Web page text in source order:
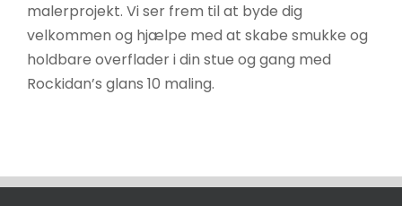
malerprojekt. Vi ser frem til at byde dig
velkommen og hjælpe med at skabe smukke og
holdbare overflader i din stue og gang med
Rockidan’s glans 10 maling.